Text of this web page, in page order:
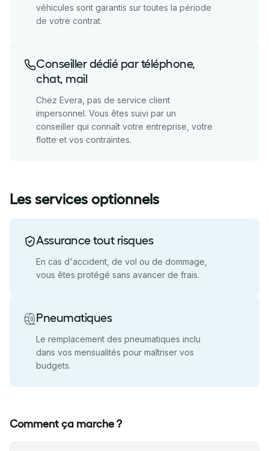
véhicules sont garantis sur toutes la période
de votre contrat.
Conseiller dédié par téléphone,
chat, mail
Chez Evera, pas de service client
impersonnel. Vous êtes suivi par un
conseiller qui connaît votre entreprise, votre
flotte et vos contraintes.
Les services optionnels
Assurance tout risques
En cas d'accident, de vol ou de dommage,
vous êtes protégé sans avancer de frais.
Pneumatiques
Le remplacement des pneumatiques inclu
dans vos mensualités pour maîtriser vos
budgets.
Comment ça marche ?